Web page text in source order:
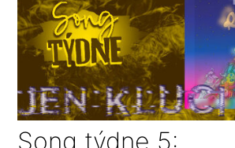
Song týdne 5: